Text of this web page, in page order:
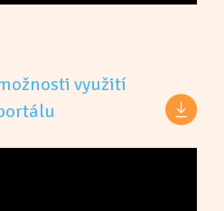
využití